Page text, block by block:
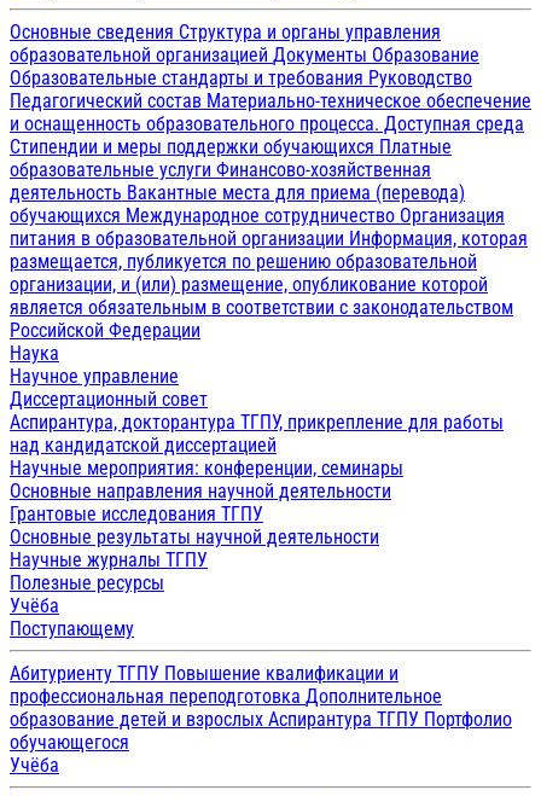
Основные сведения Структура и органы управления
образовательной организацией Документы Образование
Образовательные стандарты и требования Руководство
Педагогический состав Материально-техническое обеспечение
и оснащенность образовательного процесса. Доступная среда
Стипендии и меры поддержки обучающихся Платные
образовательные услуги Финансово-хозяйственная
деятельность Вакантные места для приема (перевода)
обучающихся Международное сотрудничество Организация
питания в образовательной организации Информация, которая
размещается, публикуется по решению образовательной
организации, и (или) размещение, опубликование которой
является обязательным в соответствии с законодательством
Российской Федерации
Наука
Научное управление
Диссертационный совет
Аспирантура, докторантура ТГПУ, прикрепление для работы
над кандидатской диссертацией
Научные мероприятия: конференции, семинары
Основные направления научной деятельности
Грантовые исследования ТГПУ
Основные результаты научной деятельности
Научные журналы ТГПУ
Полезные ресурсы
Учёба
Поступающему
Абитуриенту ТГПУ Повышение квалификации и
профессиональная переподготовка Дополнительное
образование детей и взрослых Аспирантура ТГПУ Портфолио
обучающегося
Учёба